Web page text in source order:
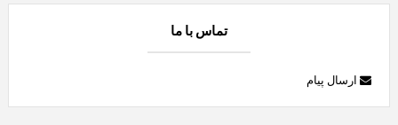
تماس با ما
ارسال پیام